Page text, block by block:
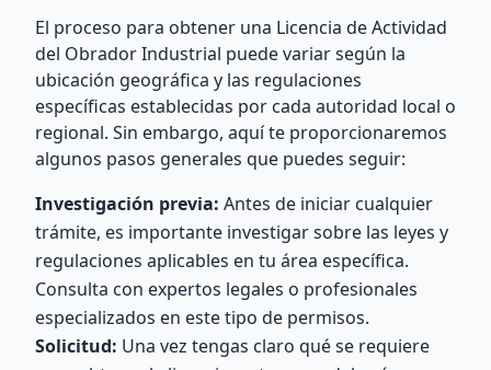
El proceso para obtener una Licencia de Actividad
del Obrador Industrial puede variar según la
ubicación geográfica y las regulaciones
específicas establecidas por cada autoridad local o
regional. Sin embargo, aquí te proporcionaremos
algunos pasos generales que puedes seguir:
Investigación previa: Antes de iniciar cualquier
trámite, es importante investigar sobre las leyes y
regulaciones aplicables en tu área específica.
Consulta con expertos legales o profesionales
especializados en este tipo de permisos.
Solicitud: Una vez tengas claro qué se requiere